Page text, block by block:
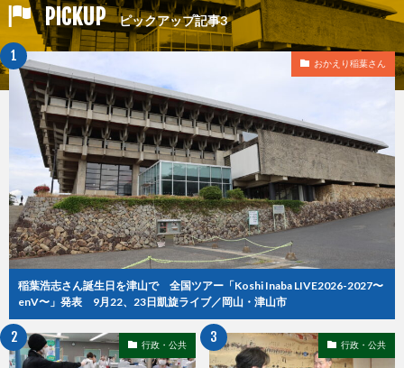
PICKUP ピックアップ記事3
おかえり稲葉さん
稲葉浩志さん誕生日を津山で 全国ツアー「Koshi Inaba LIVE2026-2027〜
enV〜」発表 9月22、23日凱旋ライブ／岡山・津山市
行政・公共 行政・公共